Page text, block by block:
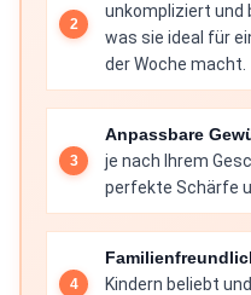
unkompliziert und
was sie ideal für
der Woche macht.
Anpassbare
je nach Ihrem
perfekte Schärfe
Kindern beliebt